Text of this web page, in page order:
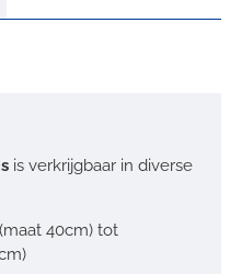
is verkrijgbaar in diverse
40cm) tot